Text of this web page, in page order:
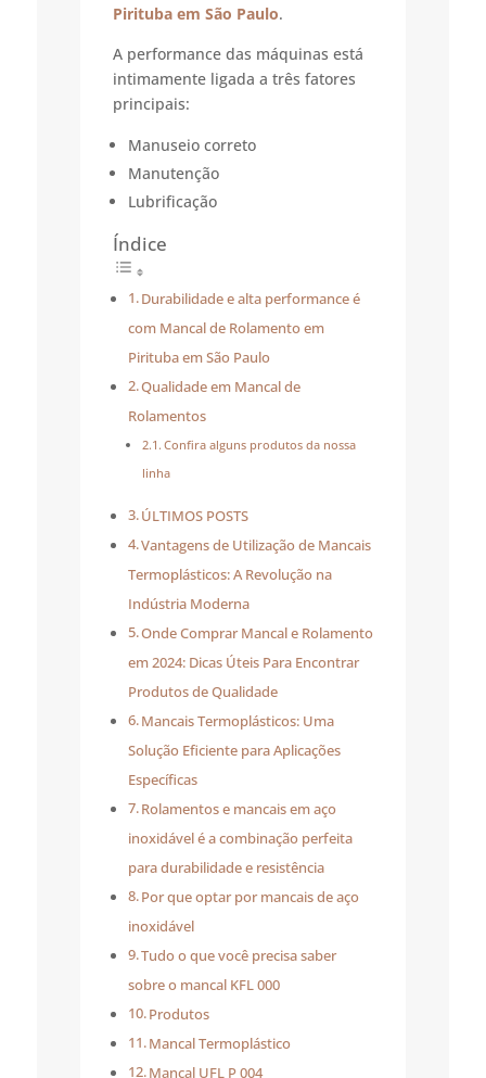
Pirituba em São Paulo.
A performance das máquinas está
intimamente ligada a três fatores
principais:
Manuseio correto
Manutenção
Lubrificação
Índice
Durabilidade e alta performance é
com Mancal de Rolamento em
Pirituba em São Paulo
Qualidade em Mancal de
Rolamentos
Confira alguns produtos da nossa
linha
ÚLTIMOS POSTS
Vantagens de Utilização de Mancais
Termoplásticos: A Revolução na
Indústria Moderna
Onde Comprar Mancal e Rolamento
em 2024: Dicas Úteis Para Encontrar
Produtos de Qualidade
Mancais Termoplásticos: Uma
Solução Eficiente para Aplicações
Específicas
Rolamentos e mancais em aço
inoxidável é a combinação perfeita
para durabilidade e resistência
Por que optar por mancais de aço
inoxidável
Tudo o que você precisa saber
sobre o mancal KFL 000
Produtos
Mancal Termoplástico
Mancal UFL P 004